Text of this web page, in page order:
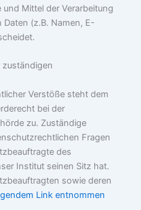
Mittel der Verarbeitung
(z.B. Namen, E-
zuständigen
Verstöße steht dem
bei der
zu. Zuständige
Fragen
des
Institut seinen Sitz hat.
sowie deren
Link entnommen